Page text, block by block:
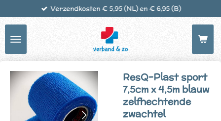
de
hoofdinhoud
Verzendkosten € 5,95 (NL) en € 6,95 (B)
ResQ-Plast sport
7,5cm x 4,5m blauw
zelfhechtende
zwachtel